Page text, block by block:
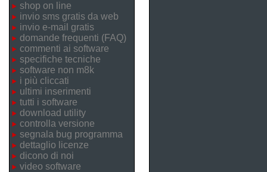
shop on line
invio sms gratis da web
invio e-mail gratis
domande frequenti (FAQ)
commenti ai software
specifiche tecniche
software non m8k
i più cliccati
ultimi inserimenti
tutti i software
download utility
controlla versione
segnala bug programma
dettaglio licenze
dicono di noi
video software